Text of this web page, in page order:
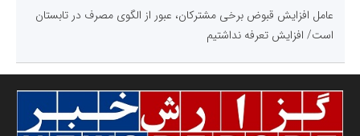
عامل افزایش قبوض برخی مشترکان، عبور از الگوی مصرف در تابستان
است/ افزایش تعرفه نداشتیم